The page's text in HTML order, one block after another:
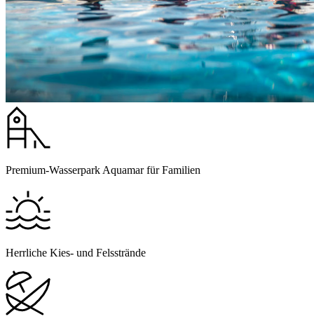
Premium-Wasserpark Aquamar für Familien
Herrliche Kies- und Felsstrände